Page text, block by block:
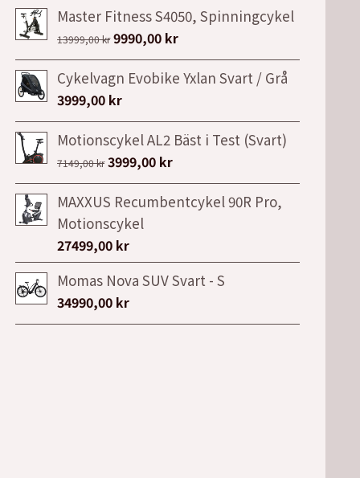
Master Fitness S4050, Spinningcykel
13999,00kr Det
ursprungliga
priset
var:
13999,00 kr.
9990,00 kr
nuvarande
priset
9990,00 kr.
Cykelvagn Evobike Yxlan Svart / Grå
3999,00 kr
Motionscykel AL2 Bäst i Test (Svart)
7149,00kr Det
ursprungliga
priset
var:
7149,00 kr.
3999,00 kr
nuvarande
priset
MAXXUS Recumbentcykel 90R Pro,
Motionscykel
27499,00 kr
Momas Nova SUV Svart - S
34990,00 kr